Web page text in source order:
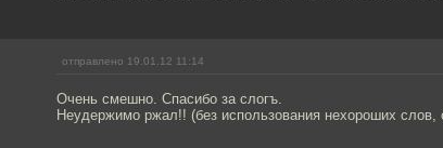
отправлено 19.01.12 11:14
Очень смешно. Спасибо за слогъ.
Неудержимо ржал!! (без использования нехороших